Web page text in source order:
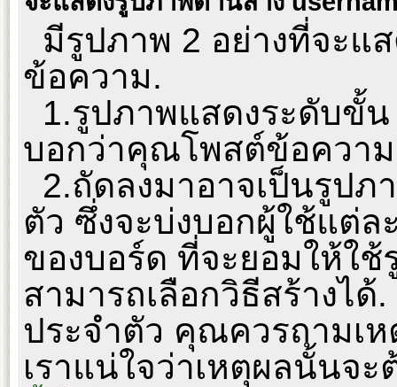
มีรูปภาพ 2 อย่างที่จะแ
ข้อความ.
1.รูปภาพแสดงระดับขั้น
บอกว่าคุณโพสต์ข้อความ
2.ถัดลงมาอาจเป็นรูป
ตัว ซึ่งจะบ่งบอกผู้ใช้แต่
ของบอร์ด ที่จะยอมให้ใ
สามารถเลือกวิธีสร้างไ
ประจำตัว คุณควรถามเ
เราแน่ใจว่าเหตุผลนั้นจะ